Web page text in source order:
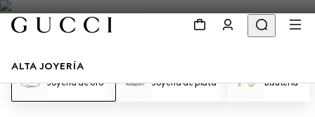
ALTA JOYERÍA
Joyería de oro Joyería de plata Bisutería